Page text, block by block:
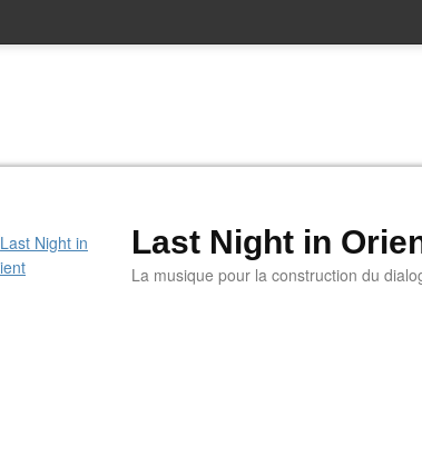
Last Night in
La musique pour la construction du